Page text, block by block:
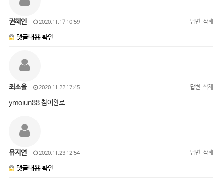
권혜인 2020.11.17 10:59 답변 삭제
댓글내용 확인
최소율 2020.11.22 17:45 답변 삭제
ymoiun88 참여완료
유지연 2020.11.23 12:54 답변 삭제
댓글내용 확인